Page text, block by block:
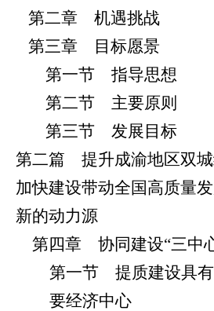
第二章 机遇挑战
第三章 目标愿景
第一节 指导思想
第二节 主要原则
第三节 发展目标
第二篇 提升成渝地区双
加快建设带动全国高质量
新的动力源
第四章 协同建设“三中
第一节 提质建设具
要经济中心